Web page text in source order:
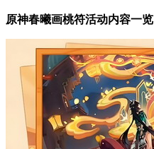
原神春曦画桃符活动内容一览